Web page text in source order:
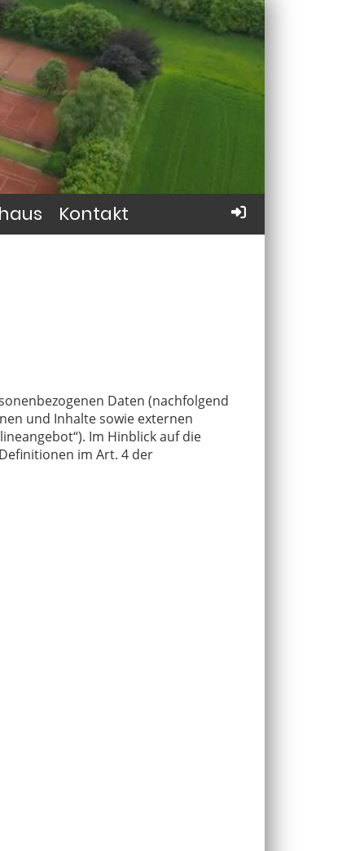
Kontakt
Daten (nachfolgend
und Inhalte sowie externen
Im Hinblick auf die
im Art. 4 der